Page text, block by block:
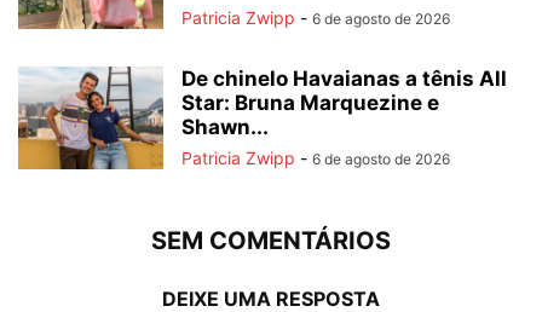
Patricia Zwipp - 6 de agosto de 2026
De chinelo Havaianas a tênis All
Star: Bruna Marquezine e
Shawn...
Patricia Zwipp - 6 de agosto de 2026
SEM COMENTÁRIOS
DEIXE UMA RESPOSTA